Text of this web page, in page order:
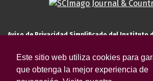
Este sitio web utiliza cookies para
que obtenga la mejor experiencia de
Aviso de Privacidad Simplificado del Instituto
El Instituto de Investigaciones Estéticas de la
tratamiento de sus datos personales para el
alumno, docente, personal de la entidad